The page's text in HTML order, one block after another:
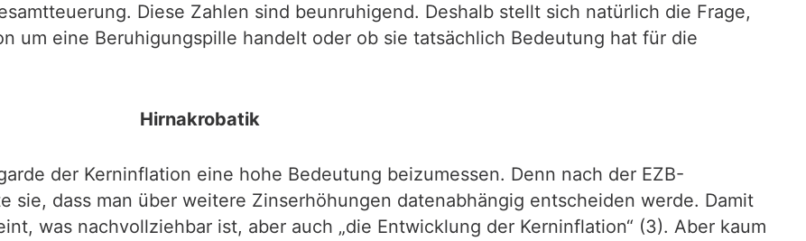
Diese Zahlen sind beunruhigend. Deshalb stellt sich natürlich die Frage,
um eine Beruhigungspille handelt oder ob sie tatsächlich Bedeutung hat für die
Hirnakrobatik
der Kerninflation eine hohe Bedeutung beizumessen. Denn nach der EZB-
sie, dass man über weitere Zinserhöhungen datenabhängig entscheiden werde. Damit
was nachvollziehbar ist, aber auch „die Entwicklung der Kerninflation“ (3). Aber kaum